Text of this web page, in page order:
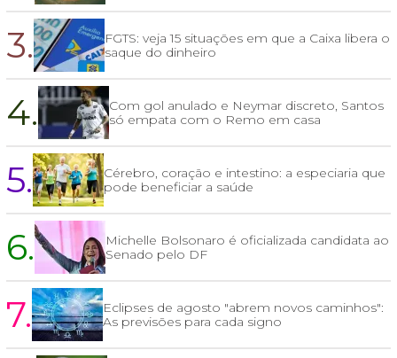
3.
FGTS: veja 15 situações em que a Caixa libera o
saque do dinheiro
4.
Com gol anulado e Neymar discreto, Santos
só empata com o Remo em casa
5.
Cérebro, coração e intestino: a especiaria que
pode beneficiar a saúde
6.
Michelle Bolsonaro é oficializada candidata ao
Senado pelo DF
7.
Eclipses de agosto "abrem novos caminhos":
As previsões para cada signo